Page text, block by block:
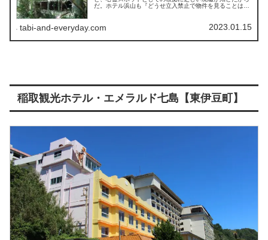
だ。ホテル浜山も『どうせ立入禁止で物件を見ることは叶
tabi-and-everyday.com 2023.01.15
稲取観光ホテル・エメラルド七島【東伊豆町】